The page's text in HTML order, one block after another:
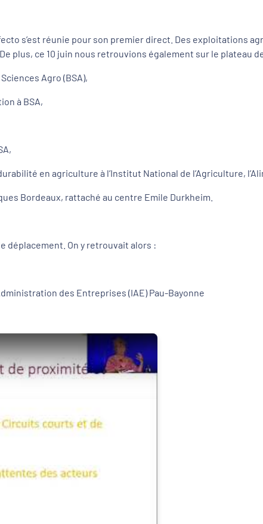
s’est réunie pour son premier direct. Des exploitations
plus, ce 10 juin nous retrouvions également sur le plateau
Agro (BSA),
à BSA,
en agriculture à l’Institut National de l’Agriculture,
Bordeaux, rattaché au centre Emile Durkheim.
déplacement. On y retrouvait alors :
des Entreprises (IAE) Pau-Bayonne